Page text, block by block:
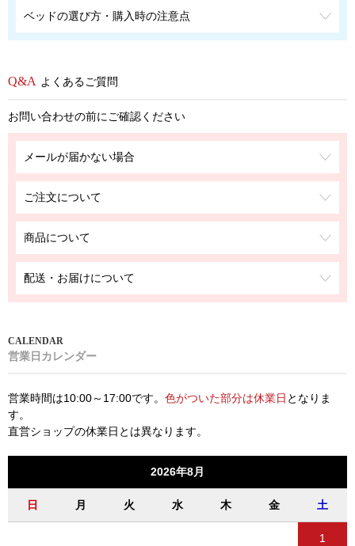
ベッドの選び方・購入時の注意点
よくあるご質問
お問い合わせの前にご確認ください
メールが届かない場合
ご注文について
商品について
配送・お届けについて
営業日カレンダー
営業時間は10:00～17:00です。 色がついた部分は休業日 となりま
す。
直営ショップの休業日とは異なります。
2026年8月
日 月 火 水 木 金 土
1